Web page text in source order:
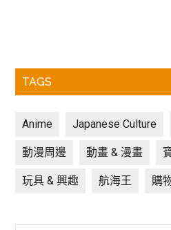
TAGS
Anime Japanese Culture
動漫周邊 動畫 & 漫畫
玩具 & 興趣 航海王 購